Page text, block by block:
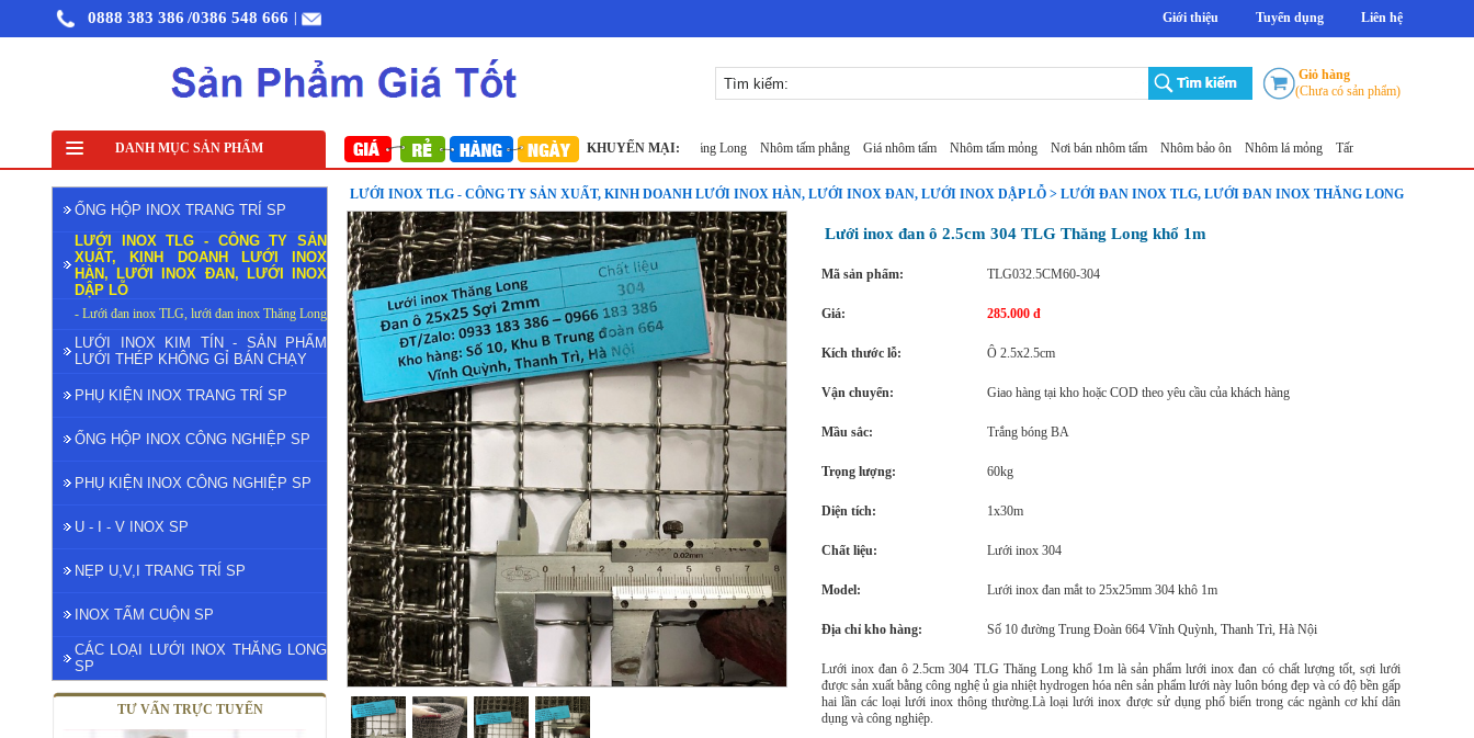
0888 383 386 /0386 548 666 Giới thiệu Tuyển dụng Liên hệ
Giỏ hàng
(Chưa có sản phẩm)
DANH MỤC SẢN PHẨM KHUYẾN MẠI:
Lưới đỡ cách nhiệt inox 304 Lưới inox đan ô 1cm 304 TLG Thăng Long khổ 1m Lưới inox 10x10 đan ô vuông Thăng Long Nhôm tấm phẳng Giá nhôm tấm Nhôm tấm mỏng Nơi bán nhôm tấm Nhôm bảo ôn Nhôm lá mỏng Tấm nhôm chống trượt 5mm
ỐNG HỘP INOX TRANG TRÍ SP
LƯỚI INOX TLG - CÔNG TY SẢN
XUẤT, KINH DOANH LƯỚI INOX
HÀN, LƯỚI INOX ĐAN, LƯỚI INOX
DẬP LỖ
- Lưới đan inox TLG, lưới đan inox Thăng Long
LƯỚI INOX KIM TÍN - SẢN PHẨM
LƯỚI THÉP KHÔNG GỈ BÁN CHẠY
PHỤ KIỆN INOX TRANG TRÍ SP
ỐNG HỘP INOX CÔNG NGHIỆP SP
PHỤ KIỆN INOX CÔNG NGHIỆP SP
U - I - V INOX SP
NẸP U,V,I TRANG TRÍ SP
INOX TẤM CUỘN SP
CÁC LOẠI LƯỚI INOX THĂNG LONG
SP
TƯ VẤN TRỰC TUYẾN
LƯỚI INOX TLG - CÔNG TY SẢN XUẤT, KINH DOANH LƯỚI INOX HÀN, LƯỚI INOX ĐAN, LƯỚI INOX DẬP LỖ > LƯỚI ĐAN INOX TLG, LƯỚI ĐAN INOX THĂNG LONG
Lưới inox đan ô 2.5cm 304 TLG Thăng Long khổ 1m
Mã sản phẩm: TLG032.5CM60-304
Giá: 285.000 đ
Kích thước lỗ: Ô 2.5x2.5cm
Vận chuyển: Giao hàng tại kho hoặc COD theo yêu cầu của khách hàng
Mầu sắc: Trắng bóng BA
Trọng lượng: 60kg
Diện tích: 1x30m
Chất liệu: Lưới inox 304
Model: Lưới inox đan mắt to 25x25mm 304 khô 1m
Địa chỉ kho hàng: Số 10 đường Trung Đoàn 664 Vĩnh Quỳnh, Thanh Trì, Hà Nội
Lưới inox đan ô 2.5cm 304 TLG Thăng Long khổ 1m là sản phẩm lưới inox đan có chất lượng tốt, sợi lưới
được sản xuất bằng công nghệ ủ gia nhiệt hydrogen hóa nên sản phẩm lưới này luôn bóng đẹp và có độ bền gấp
hai lần các loại lưới inox thông thường.Là loại lưới inox được sử dụng phổ biến trong các ngành cơ khí dân
dụng và công nghiệp.